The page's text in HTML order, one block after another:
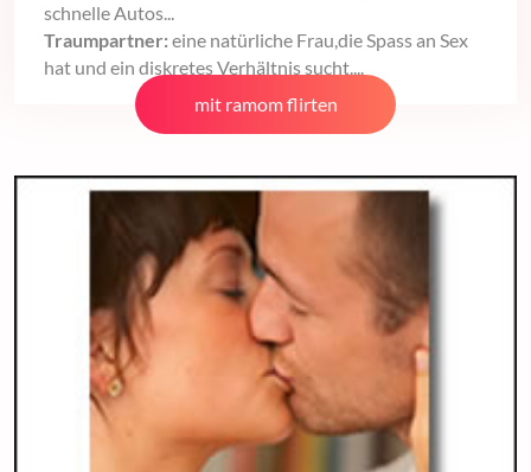
schnelle Autos...
Traumpartner: eine natürliche Frau,die Spass an Sex
hat und ein diskretes Verhältnis sucht....
mit ramom flirten